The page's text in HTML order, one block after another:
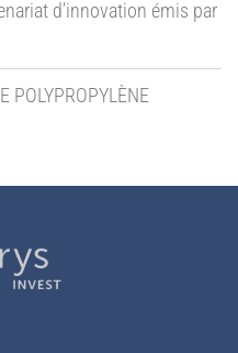
d’innovation émis par
POLYPROPYLÈNE